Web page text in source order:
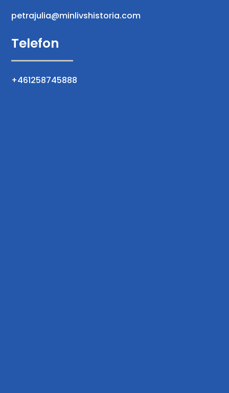
petrajulia@minlivshistoria.com
Telefon
+461258745888